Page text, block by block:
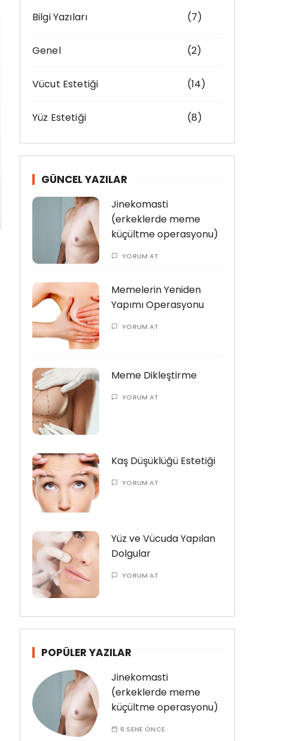
o
:
Bilgi Yazıları (7)
Genel (2)
Vücut Estetiği (14)
Yüz Estetiği (8)
GÜNCEL YAZILAR
Jinekomasti
(erkeklerde meme
küçültme operasyonu)
YORUM AT
Memelerin Yeniden
Yapımı Operasyonu
YORUM AT
Meme Dikleştirme
YORUM AT
Kaş Düşüklüğü Estetiği
YORUM AT
Yüz ve Vücuda Yapılan
Dolgular
YORUM AT
POPÜLER YAZILAR
Jinekomasti
(erkeklerde meme
küçültme operasyonu)
6 SENE ÖNCE